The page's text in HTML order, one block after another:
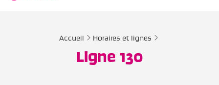
Accueil Horaires et lignes
Ligne 130